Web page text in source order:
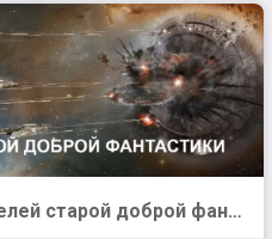
Подборка от Клуба читателей старой доброй фантастики